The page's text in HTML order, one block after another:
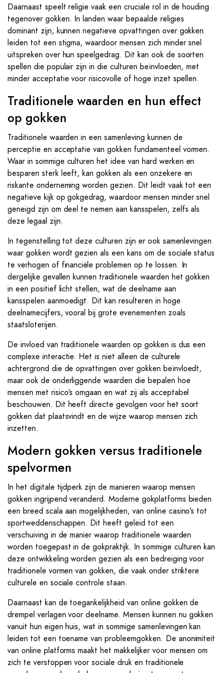
Daarnaast speelt religie vaak een cruciale rol in de houding
tegenover gokken. In landen waar bepaalde religies
dominant zijn, kunnen negatieve opvattingen over gokken
leiden tot een stigma, waardoor mensen zich minder snel
uitspreken over hun speelgedrag. Dit kan ook de soorten
spellen die populair zijn in die culturen beïnvloeden, met
minder acceptatie voor risicovolle of hoge inzet spellen.
Traditionele waarden en hun effect
op gokken
Traditionele waarden in een samenleving kunnen de
perceptie en acceptatie van gokken fundamenteel vormen.
Waar in sommige culturen het idee van hard werken en
besparen sterk leeft, kan gokken als een onzekere en
riskante onderneming worden gezien. Dit leidt vaak tot een
negatieve kijk op gokgedrag, waardoor mensen minder snel
geneigd zijn om deel te nemen aan kansspelen, zelfs als
deze legaal zijn.
In tegenstelling tot deze culturen zijn er ook samenlevingen
waar gokken wordt gezien als een kans om de sociale status
te verhogen of financiële problemen op te lossen. In
dergelijke gevallen kunnen traditionele waarden het gokken
in een positief licht stellen, wat de deelname aan
kansspelen aanmoedigt. Dit kan resulteren in hoge
deelnamecijfers, vooral bij grote evenementen zoals
staatsloterijen.
De invloed van traditionele waarden op gokken is dus een
complexe interactie. Het is niet alleen de culturele
achtergrond die de opvattingen over gokken beïnvloedt,
maar ook de onderliggende waarden die bepalen hoe
mensen met risico’s omgaan en wat zij als acceptabel
beschouwen. Dit heeft directe gevolgen voor het soort
gokken dat plaatsvindt en de wijze waarop mensen zich
inzetten.
Modern gokken versus traditionele
spelvormen
In het digitale tijdperk zijn de manieren waarop mensen
gokken ingrijpend veranderd. Moderne gokplatforms bieden
een breed scala aan mogelijkheden, van online casino’s tot
sportweddenschappen. Dit heeft geleid tot een
verschuiving in de manier waarop traditionele waarden
worden toegepast in de gokpraktijk. In sommige culturen kan
deze ontwikkeling worden gezien als een bedreiging voor
traditionele vormen van gokken, die vaak onder striktere
culturele en sociale controle staan.
Daarnaast kan de toegankelijkheid van online gokken de
drempel verlagen voor deelname. Mensen kunnen nu gokken
vanuit hun eigen huis, wat in sommige samenlevingen kan
leiden tot een toename van probleemgokken. De anonimiteit
van online platforms maakt het makkelijker voor mensen om
zich te verstoppen voor sociale druk en traditionele